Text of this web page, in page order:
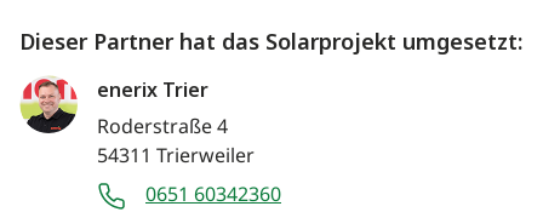
Dieser Partner hat das Solarprojekt umgesetzt:
enerix Trier
Roderstraße 4
54311 Trierweiler
0651 60342360